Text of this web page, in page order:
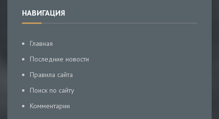
НАВИГАЦИЯ
Главная
Последние новости
Правила сайта
Поиск по сайту
Комментарии